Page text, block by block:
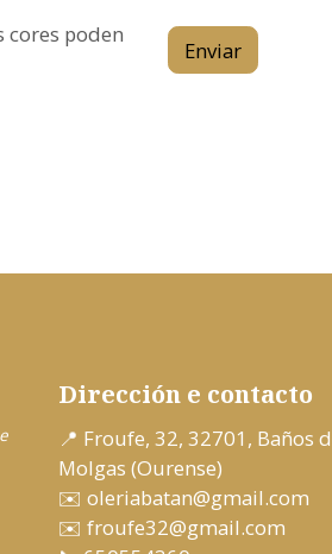
cores poden
Enviar
Dirección e contacto
📍 Froufe, 32, 32701, Baños
Molgas (Ourense)
✉️ oleriabatan@gmail.com
✉️ froufe32@gmail.com